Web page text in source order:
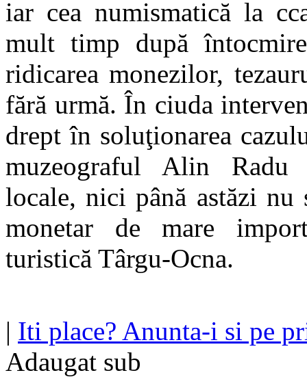
iar cea numismatică la
mult timp după
ridicarea monezilor,
fără urmă. În ciuda
drept în soluţionarea
muzeograful Alin Radu
locale, nici până astăzi nu
monetar de mare
turistică Târgu-Ocna.
| Iti place? Anunta-i si pe
Adaugat sub